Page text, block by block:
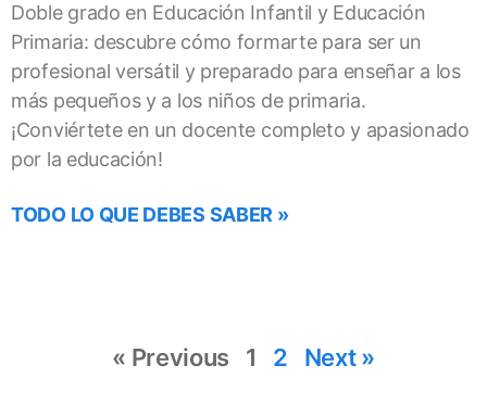
Doble grado en Educación Infantil y Educación
Primaria: descubre cómo formarte para ser un
profesional versátil y preparado para enseñar a los
más pequeños y a los niños de primaria.
¡Conviértete en un docente completo y apasionado
por la educación!
TODO LO QUE DEBES SABER »
« Previous 1 2 Next »